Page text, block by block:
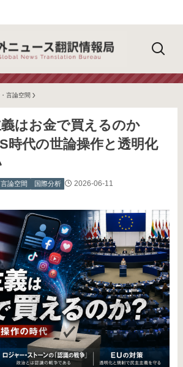
言論空間
はお金で買えるのか
時代の世論操作と透明化
論空間 国際分析 2026-06-11